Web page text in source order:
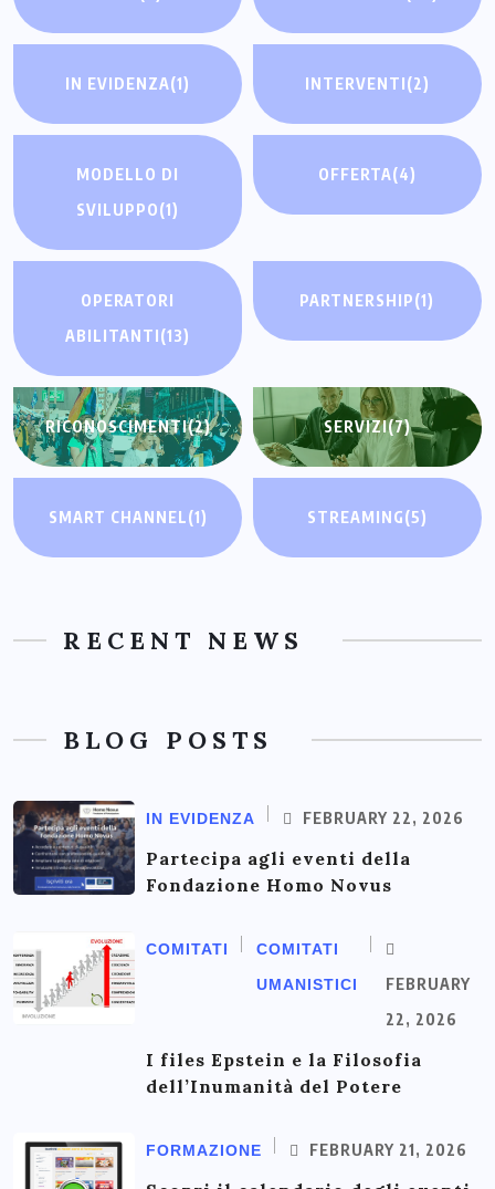
IN EVIDENZA(1) INTERVENTI(2)
MODELLO DI
SVILUPPO(1)
OFFERTA(4)
OPERATORI
ABILITANTI(13)
PARTNERSHIP(1)
RICONOSCIMENTI(2) SERVIZI(7)
SMART CHANNEL(1) STREAMING(5)
RECENT NEWS
BLOG POSTS
IN EVIDENZA FEBRUARY 22, 2026
Partecipa agli eventi della
Fondazione Homo Novus
COMITATI
COMITATI
UMANISTICI
FEBRUARY
22, 2026
I files Epstein e la Filosofia
dell’Inumanità del Potere
FORMAZIONE FEBRUARY 21, 2026